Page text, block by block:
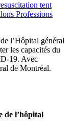
Professions
l’Hôpital général
les capacités du
19. Avec
de Montréal.
de l’hôpital